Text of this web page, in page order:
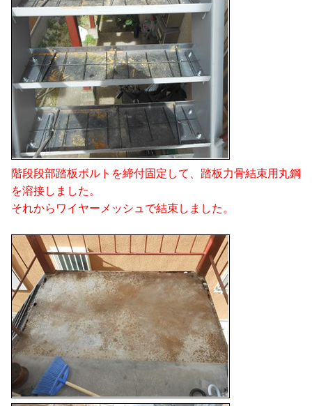
階段段部踏板ボルトを締付固定して、踏板力骨結束用丸鋼
を溶接しました。
それからワイヤーメッシュで結束しました。